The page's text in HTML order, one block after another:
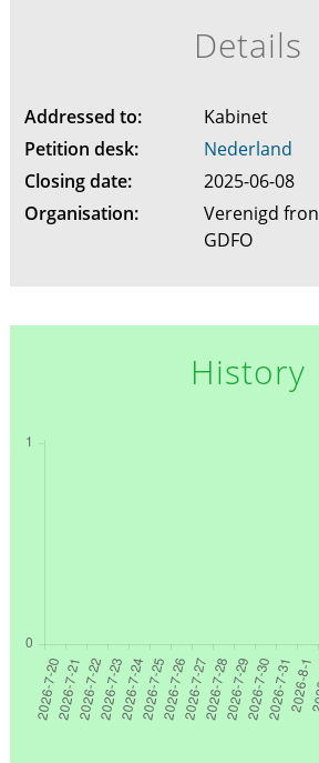
Details
Addressed to:
Kabinet
Petition desk:
Nederland
Closing date:
2025-06-08
Organisation:
Verenigd
GDFO
History